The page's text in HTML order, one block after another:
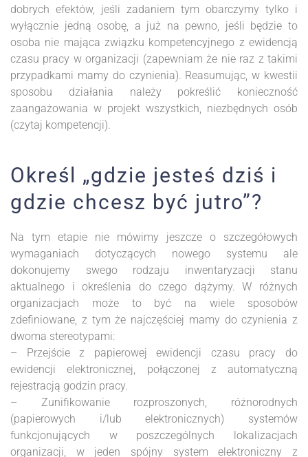
dobrych efektów, jeśli zadaniem tym obarczymy tylko i
wyłącznie jedną osobę, a już na pewno, jeśli będzie to
osoba nie mająca związku kompetencyjnego z ewidencją
czasu pracy w organizacji (zapewniam że nie raz z takimi
przypadkami mamy do czynienia). Reasumując, w kwestii
sposobu działania należy pokreślić konieczność
zaangażowania w projekt wszystkich, niezbędnych osób
(czytaj kompetencji).
Określ „gdzie jesteś dziś i
gdzie chcesz być jutro”?
Na tym etapie nie mówimy jeszcze o szczegółowych
wymaganiach dotyczących nowego systemu ale
dokonujemy swego rodzaju inwentaryzacji stanu
aktualnego i określenia do czego dążymy. W różnych
organizacjach może to być na wiele sposobów
zdefiniowane, z tym że najczęściej mamy do czynienia z
dwoma stereotypami:
– Przejście z papierowej ewidencji czasu pracy do
ewidencji elektronicznej, połączonej z automatyczną
rejestracją godzin pracy.
– Zunifikowanie rozproszonych, różnorodnych
(papierowych i/lub elektronicznych) systemów
funkcjonujących w poszczególnych lokalizacjach
organizacji, w jeden spójny system elektroniczny z